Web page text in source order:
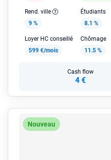
Rend. ville
9 %
Étudiants
8.1 %
Loyer HC conseillé
599 €/mois
Chômage
11.5 %
Cash flow
4 €
Nouveau